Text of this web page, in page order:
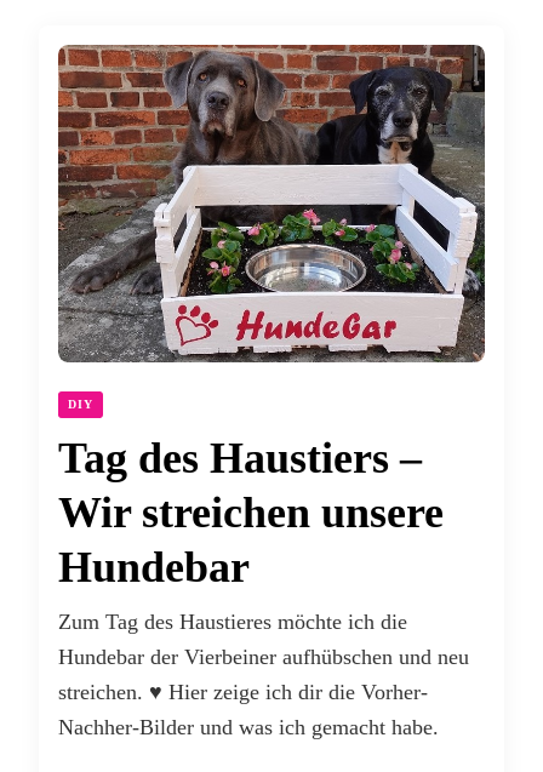
DIY
Tag des Haustiers –
Wir streichen unsere
Hundebar
Zum Tag des Haustieres möchte ich die
Hundebar der Vierbeiner aufhübschen und neu
streichen. ♥ Hier zeige ich dir die Vorher-
Nachher-Bilder und was ich gemacht habe.